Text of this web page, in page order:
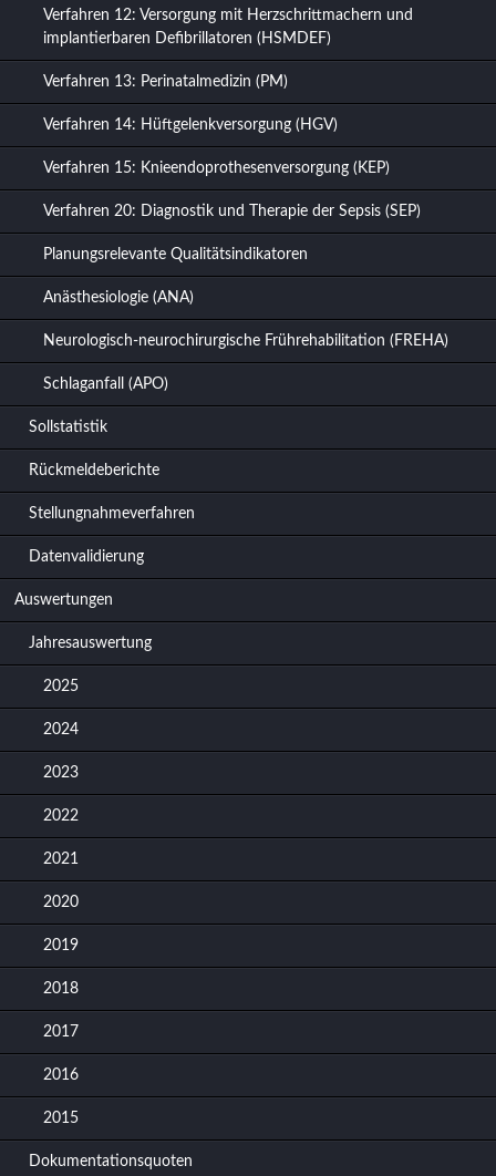
Verfahren 12: Versorgung mit Herzschrittmachern und
implantierbaren Defibrillatoren (HSMDEF)
Verfahren 13: Perinatalmedizin (PM)
Verfahren 14: Hüftgelenkversorgung (HGV)
Verfahren 15: Knieendoprothesenversorgung (KEP)
Verfahren 20: Diagnostik und Therapie der Sepsis (SEP)
Planungsrelevante Qualitätsindikatoren
Anästhesiologie (ANA)
Neurologisch-neurochirurgische Frührehabilitation (FREHA)
Schlaganfall (APO)
Sollstatistik
Rückmeldeberichte
Stellungnahmeverfahren
Datenvalidierung
Auswertungen
Jahresauswertung
2025
2024
2023
2022
2021
2020
2019
2018
2017
2016
2015
Dokumentationsquoten